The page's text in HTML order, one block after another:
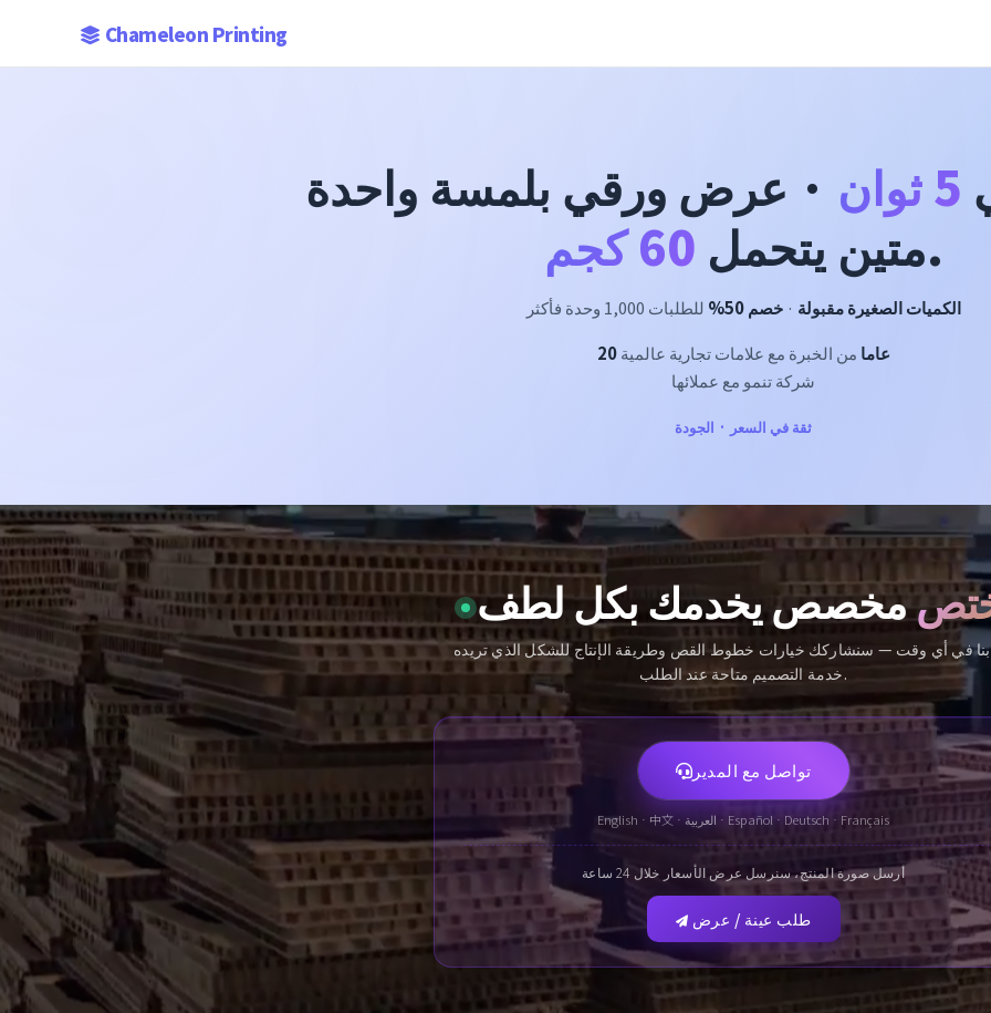
Chameleon Printing
5 ثوان
متين يتحمل 60 كجم .
الكميات الصغيرة مقبولة ·خصم 50%
للطلبات 1,000 وحدة فأكثر
20 عاما من الخبرة مع علامات تجارية عالمية
شركة تنمو مع عملائها
ثقة في السعر · الجودة
مخصص يخدمك بكل لطف
خدمة التصميم متاحة عند الطلب.
تواصل مع المدير
English · 中文 · العربية · Español · Deutsch · Français
أرسل صورة المنتج، سنرسل عرض الأسعار خلال 24 ساعة
طلب عينة / عرض